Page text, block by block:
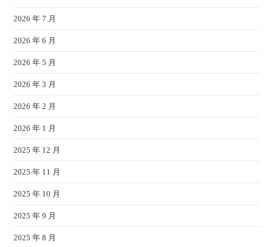
2026 年 7 月
2026 年 6 月
2026 年 5 月
2026 年 3 月
2026 年 2 月
2026 年 1 月
2025 年 12 月
2025 年 11 月
2025 年 10 月
2025 年 9 月
2025 年 8 月